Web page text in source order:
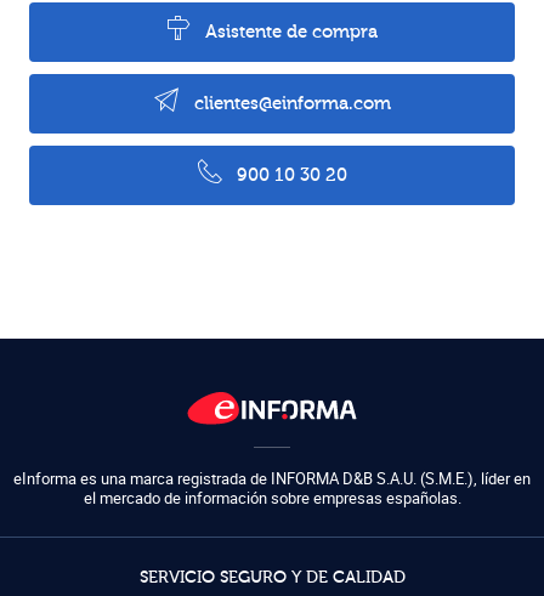
Asistente de compra
clientes@einforma.com
900 10 30 20
eInforma es una marca registrada de INFORMA D&B S.A.U. (S.M.E.), líder en
el mercado de información sobre empresas españolas.
SERVICIO SEGURO Y DE CALIDAD